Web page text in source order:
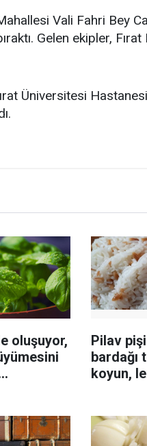
Vali Fahri Bey
Gelen ekipler, Fırat
Üniversitesi
oluşuyor,
Pilav
bardağı
koyun,